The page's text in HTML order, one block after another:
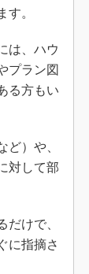
。
は、ハウ
プラン図
る方もい
）や、
対して部
けで、
に指摘さ